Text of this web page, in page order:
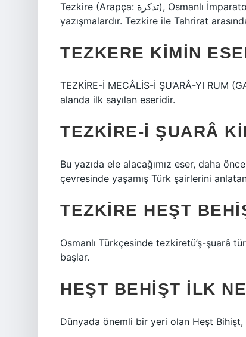
Tezkire (Arapça: تذكرة), Osmanlı İmparatorluğu’nda aynı şehirdeki resmi daireler arasındaki
yazışmalardır. Tezkire ile Tahrirat
TEZKERE KIMIN
TEZKİRE-İ MECÂLİS-İ ŞU’ARÂ-YI RUM
alanda ilk sayılan eseridir.
TEZKIRE-I ŞUARÂ
Bu yazıda ele alacağımız eser, daha
çevresinde yaşamış Türk şairlerini anlatan
TEZKIRE HEŞT
Osmanlı Türkçesinde tezkiretü’ş-şuarâ
başlar.
HEŞT BEHIŞT ILK
Dünyada önemli bir yeri olan Heşt Bihişt,